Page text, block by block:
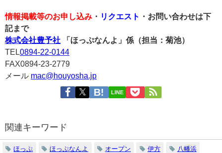
情報掲載等のお申し込み ・ リクエスト
・お問い合わせは下
記まで
株式会社豊予社 「ほっぷなんよ」係（担当：菊池）
TEL0894-22-0144
FAX0894-23-2779
メール mac@houyosha.jp
LINE
関連キーワード
ほっぷ ほっぷなんよ オープン 伊方 八幡浜